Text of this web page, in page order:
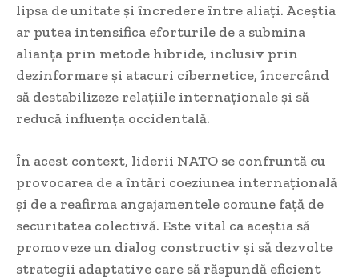
lipsa de unitate și încredere între aliați. Aceștia
ar putea intensifica eforturile de a submina
alianța prin metode hibride, inclusiv prin
dezinformare și atacuri cibernetice, încercând
să destabilizeze relațiile internaționale și să
reducă influența occidentală.
În acest context, liderii NATO se confruntă cu
provocarea de a întări coeziunea internațională
și de a reafirma angajamentele comune față de
securitatea colectivă. Este vital ca aceștia să
promoveze un dialog constructiv și să dezvolte
strategii adaptative care să răspundă eficient